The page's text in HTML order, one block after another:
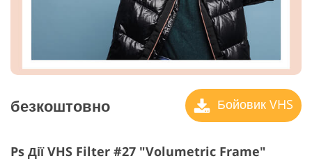
безкоштовно Бойовик VHS
Ps Дії VHS Filter #27 "Volumetric Frame"